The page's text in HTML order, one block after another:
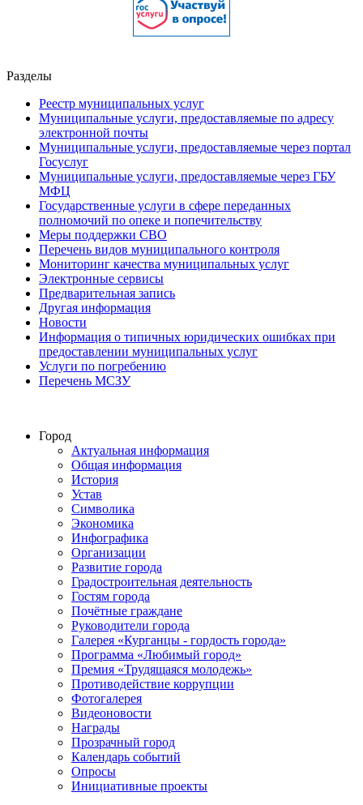
Разделы
Реестр муниципальных услуг
Муниципальные услуги, предоставляемые по адресу
электронной почты
Муниципальные услуги, предоставляемые через портал
Госуслуг
Муниципальные услуги, предоставляемые через ГБУ
МФЦ
Государственные услуги в сфере переданных
полномочий по опеке и попечительству
Меры поддержки СВО
Перечень видов муниципального контроля
Мониторинг качества муниципальных услуг
Электронные сервисы
Предварительная запись
Другая информация
Новости
Информация о типичных юридических ошибках при
предоставлении муниципальных услуг
Услуги по погребению
Перечень МСЗУ
Город
Актуальная информация
Общая информация
История
Устав
Символика
Экономика
Инфографика
Организации
Развитие города
Градостроительная деятельность
Гостям города
Почётные граждане
Руководители города
Галерея «Курганцы - гордость города»
Программа «Любимый город»
Премия «Трудящаяся молодежь»
Противодействие коррупции
Фотогалерея
Видеоновости
Награды
Прозрачный город
Календарь событий
Опросы
Инициативные проекты